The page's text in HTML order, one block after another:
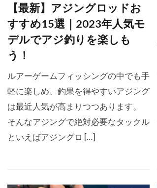
【最新】アジングロッドお
すすめ15選｜2023年人気モ
デルでアジ釣りを楽しも
う！
ルアーゲームフィッシングの中でも手
軽に楽しめ、釣果を得やすいアジング
は最近人気が高まりつつあります。
そんなアジングで絶対必要なタックル
といえばアジングロ […]